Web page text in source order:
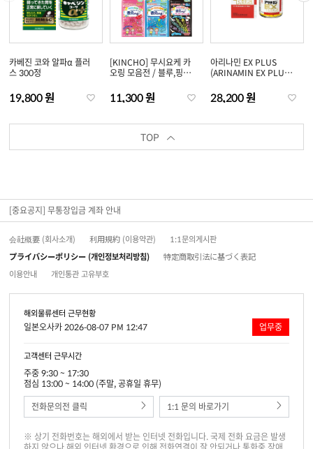
카베진 코와 알파α 플러
스 300정
19,800 원
[KINCHO] 무시요케 카
오링 모음전 / 블루,핑크
팔찌타입 5개입 / 씰타입
24매입
11,300 원
아리나민 EX PLUS
(ARINAMIN EX PLUS)
정/270정)
28,200 원
TOP
[중요공지] 무통장입금 계좌 안내
会社概要 (회사소개) 利用規約 (이용약관)
1:1문의게시판
プライバシーポリシー (개인정보처리방침)
特定商取引法に基づく表記
이용안내
개인통관 고유부호
해외물류센터 근무현황
일본오사카 2026-08-07 PM 12:47 업무중
고객센터 근무시간
주중 9:30 ~ 17:30
점심 13:00 ~ 14:00 (주말, 공휴일 휴무)
전화문의전 클릭
1:1 문의 바로가기
※ 상기 전화번호는 해외에서 받는 인터넷 전화입니다. 국제 전화 요금은 발생